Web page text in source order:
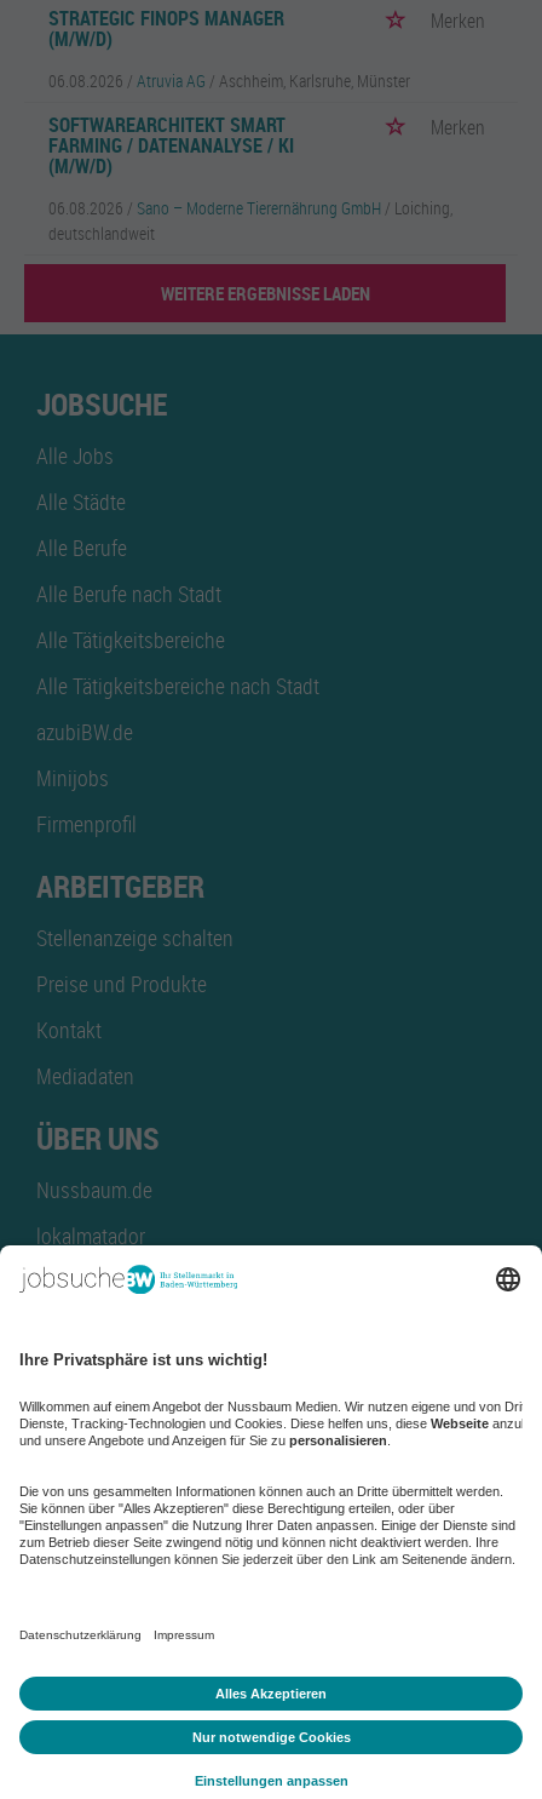
STRATEGIC FINOPS MANAGER
(M/W/D)
Merken
06.08.2026 / Atruvia AG / Aschheim, Karlsruhe, Münster
SOFTWAREARCHITEKT SMART
FARMING / DATENANALYSE / KI
(M/W/D)
Merken
06.08.2026 / Sano – Moderne Tierernährung GmbH / Loiching,
deutschlandweit
WEITERE ERGEBNISSE LADEN
JOBSUCHE
Alle Jobs
Alle Städte
Alle Berufe
Alle Berufe nach Stadt
Alle Tätigkeitsbereiche
Alle Tätigkeitsbereiche nach Stadt
azubiBW.de
Minijobs
Firmenprofil
ARBEITGEBER
Stellenanzeige schalten
Preise und Produkte
Kontakt
Mediadaten
ÜBER UNS
Nussbaum.de
lokalmatador
kaufinBW
NussbaumID
Nussbaum Medien
de.jobble.org
Datenschutz
Datenschutz-Einstellungen ändern
Impressum